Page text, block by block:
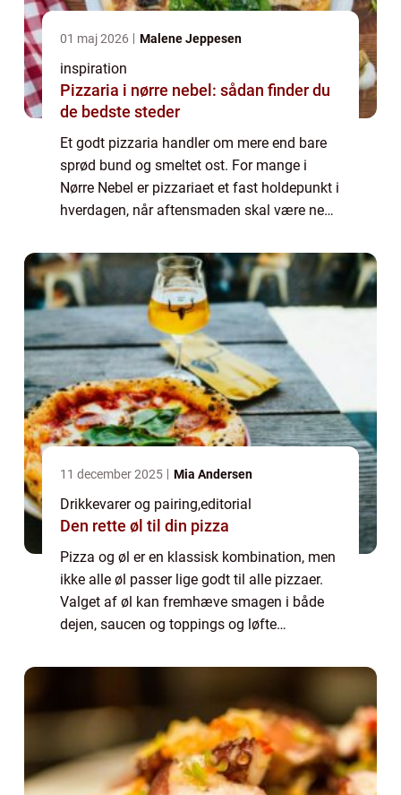
01 maj 2026 Malene Jeppesen
inspiration
Pizzaria i nørre nebel: sådan finder du
de bedste steder
Et godt pizzaria handler om mere end bare
sprød bund og smeltet ost. For mange i
Nørre Nebel er pizzariaet et fast holdepunkt i
hverdagen, når aftensmaden skal være nem,
vennerne mødes over en hurtig bid mad.
Sam...
11 december 2025 Mia Andersen
Drikkevarer og pairing,editorial
Den rette øl til din pizza
Pizza og øl er en klassisk kombination, men
ikke alle øl passer lige godt til alle pizzaer.
Valget af øl kan fremhæve smagen i både
dejen, saucen og toppings og løfte